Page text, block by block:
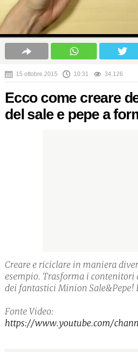
15 ottobre 2015 10:31 34.126
Ecco come creare
del sale e pepe a
Creare e riciclare in maniera
esempio. Trasforma i contenitori
dei fantastici Minion Sale&Pepe!
Fonte Video:
https://www.youtube.com/